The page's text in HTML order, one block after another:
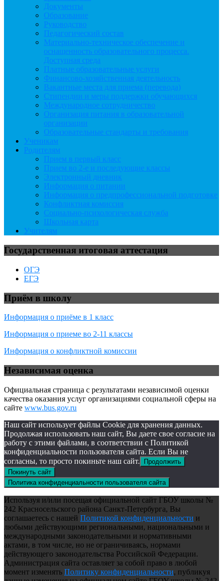
Документы
Образование
Руководство
Педагогический состав
Материально-техническое обеспечение и
оснащенность образовательного процесса.
Доступная среда
Платные образовательные услуги
Финансово-хозяйственная деятельность
Вакантные места для приема (перевода)
Стипендии и меры поддержки обучающихся
Международное сотрудничество
Организация питания в образовательной
организации
Образовательные стандарты и требования
Ученикам
Родителям
Прием в первый класс
Прием во 2-е и последующие классы
Электронный дневник
Информация о питании
Информация о предпрофессиональной подготовке
Конфликтная комиссия
Социально-психологическая служба
Школьная карта
Учителям
Государственная итоговая аттестация
ОГЭ
ЕГЭ
Приём в школу
Информация о приёме в 1 класс
Информация о приеме во 2-11 классы
Информация о конфликтной комиссии
Независимая оценка
Официальная страница с результатами независимой оценки
качества оказания услуг организациями социальной сферы на
сайте www.bus.gov.ru
Наш сайт использует файлы Cookie для хранения данных.
Продолжая использовать наш сайт, Вы даете свое согласие на
работу с этими файлами, в соответствии с Политикой
конфиденциальности пользователя сайта. Если Вы не
согласны, то просто покиньте наш сайт.
Продолжить
Покинуть сайт
Политика конфиденциальности пользователя сайта
Используя и/или посещая официальной сайт ГБОУ школы №
242 Красносельского района Санкт-Петербурга, Вы
соглашаетесь с нашей Политикой конфиденциальности и
любыми действующими региональными, национальными и
международными законодательными и нормативными
актами, в том числе, но не ограничиваясь, нормами
действующего законодательства Российской Федерации.
Администрация сайта оставляет за собой право в любой
момент изменять Политику конфиденциальности, публикуя